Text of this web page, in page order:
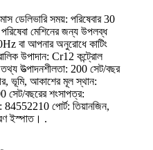
ডেলিভারি সময়: পরিষেবার 30
মেশিনের জন্য উপলব্ধ
বা আপনার অনুরোধে কাটিং
উপাদান: Cr12 কন্ট্রোল
উত্পাদনশীলতা: 200 সেট/বছর
ভূমি, আকাশের মূল স্থান:
সেট/বছরের শংসাপত্র:
পোর্ট: তিয়ানজিন,
ইস্পাত। .